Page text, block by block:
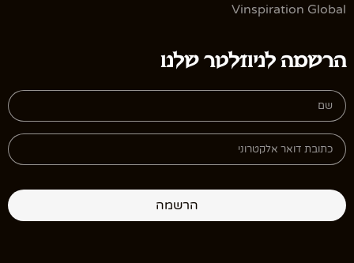
Vinspiration Global
הרשמה לניוזלטר שלנו
הרשמה